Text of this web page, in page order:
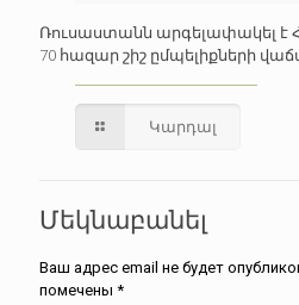
Ռուսաստանն արգելափակել է
70 հազար շիշ ըմպելիքների
Կարդալ
Մեկնաբանել
Ваш адрес email не будет
помечены *